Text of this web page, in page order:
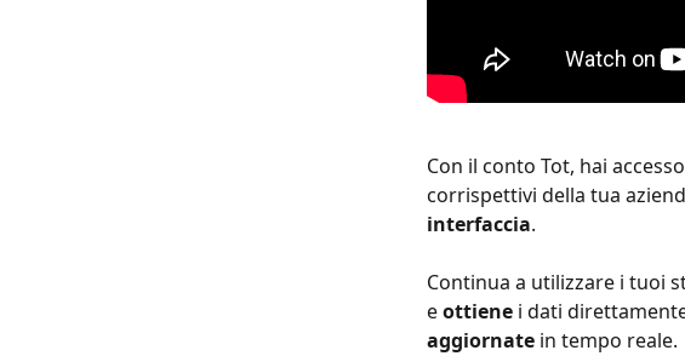
Con il conto Tot, hai
corrispettivi della tua
interfaccia.
Continua a utilizzare i tuoi
e ottiene i dati
aggiornate in tempo reale.